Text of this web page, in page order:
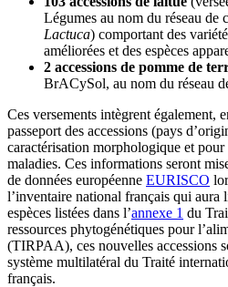
Légumes au nom du réseau
Lactuca) comportant des
améliorées et des espèces
2 accessions de pomme de
BrACySol, au nom du réseau
Ces versements intègrent également,
passeport des accessions (pays
caractérisation morphologique et pour
maladies. Ces informations seront
de données européenne EURISCO
l’inventaire national français qui aura
espèces listées dans l’annexe 1 du
ressources phytogénétiques pour
(TIRPAA), ces nouvelles accessions
système multilatéral du Traité
français.